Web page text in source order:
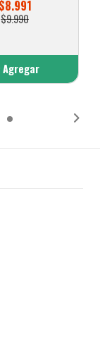
$8.991
$9.990
Agregar